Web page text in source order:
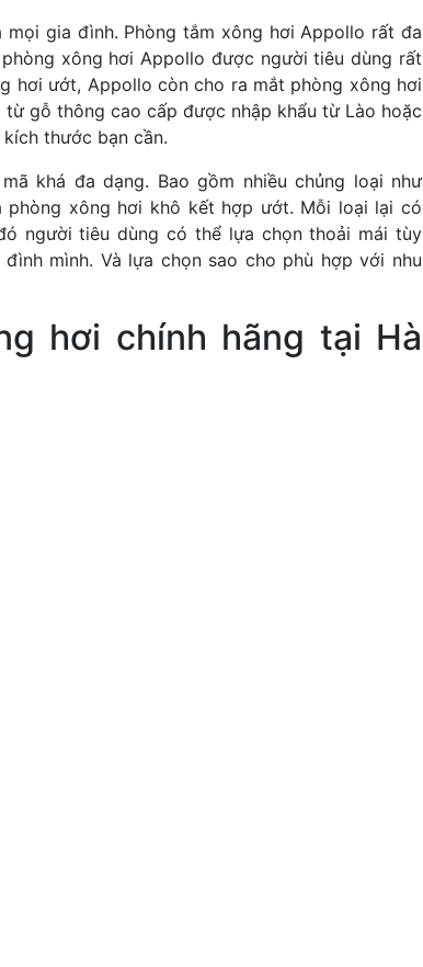
gia đình. Phòng tắm xông hơi Appollo rất đa
xông hơi Appollo được người tiêu dùng rất
hơi ướt, Appollo còn cho ra mắt phòng xông hơi
gỗ thông cao cấp được nhập khẩu từ Lào hoặc
thước bạn cần.
khá đa dạng. Bao gồm nhiều chủng loại như
xông hơi khô kết hợp ướt. Mỗi loại lại có
người tiêu dùng có thể lựa chọn thoải mái tùy
mình. Và lựa chọn sao cho phù hợp với nhu
hơi chính hãng tại Hà